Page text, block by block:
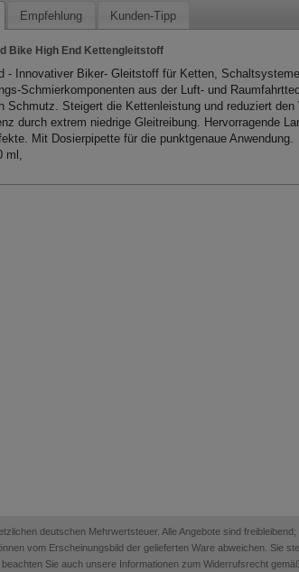
Empfehlung Kunden-Tipp
Bike High End Kettengleitstoff
- Innovativer Biker- Gleitstoff für Ketten,
Schmierkomponenten aus der Luft- und
Schmutz. Steigert die Kettenleistung und reduziert den
durch extrem niedrige Gleitreibung. Hervorragende
Mit Dosierpipette für die punktgenaue Anwendung.
ml,
deutschen Mehrwertsteuer. Alle Angebote sind
vom Erscheinungsbild der gelieferten Ware abweichen. Sie
Sie auch unsere Informationen zum Widerrufsrecht